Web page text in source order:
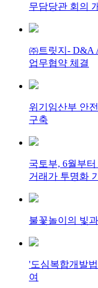
무담당관 회의
㈜트릿지- D&A
업무협약 체결
위기임산부 안
구축
국토부, 6월부
거래가 투명화
불꽃놀이의 빛
'도심복합개발
여